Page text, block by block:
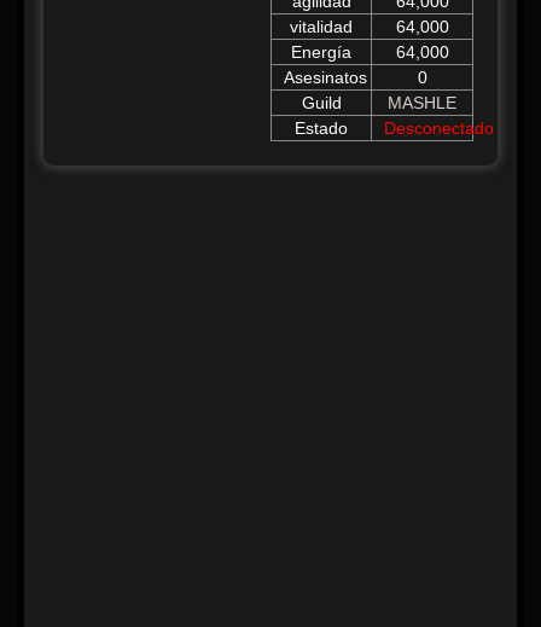
vitalidad
64,000
Energía
64,000
Asesinatos
0
Guild
MASHLE
Estado
Desconectado